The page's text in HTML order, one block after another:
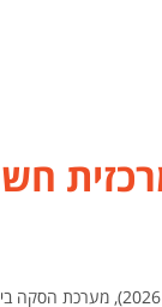
מחפשים פתרון מתקדם ויעיל עבור הסקה